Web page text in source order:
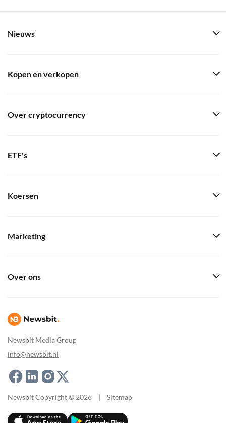
Newsbit Media Group
info@newsbit.nl
Nieuws
Kopen en verkopen
Over cryptocurrency
ETF's
Koersen
Marketing
Over ons
Newsbit Copyright © 2026 | Sitemap